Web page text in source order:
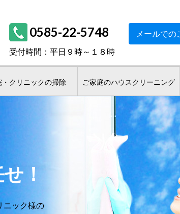
0585-22-5748
受付時間：平日９時～１８時
メールでの
・クリニックの掃除 ご家庭のハウスクリーニング
！
ニック様の